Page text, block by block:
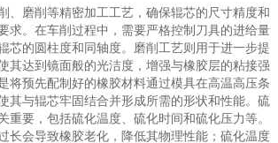
、磨削等精密加工工艺，确保辊芯的尺寸精度和
求。在车削过程中，需要严格控制刀具的进给量
芯的圆柱度和同轴度。磨削工艺则用于进一步提
其达到镜面般的光洁度，增强与橡胶层的粘接强
将预先配制好的橡胶材料通过模具在高温高压条
其与辊芯牢固结合并形成所需的形状和性能。硫
重要，包括硫化温度、硫化时间和硫化压力等。
长会导致橡胶老化，降低其物理性能；硫化温度